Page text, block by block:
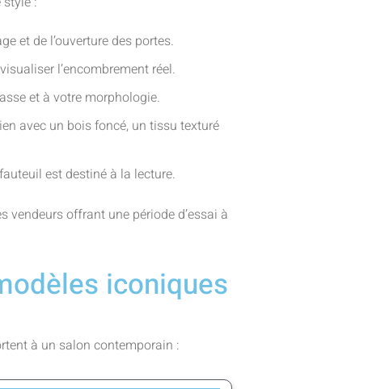
et de l’ouverture des portes.
l’encombrement réel.
et à votre morphologie.
avec un bois foncé, un tissu texturé
est destiné à la lecture.
vendeurs offrant une période d’essai à
iconiques
à un salon contemporain :